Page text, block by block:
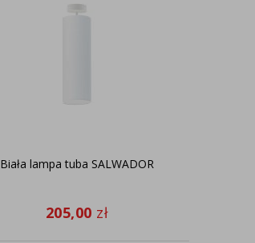
Biała lampa tuba SALWADOR
205,00 zł